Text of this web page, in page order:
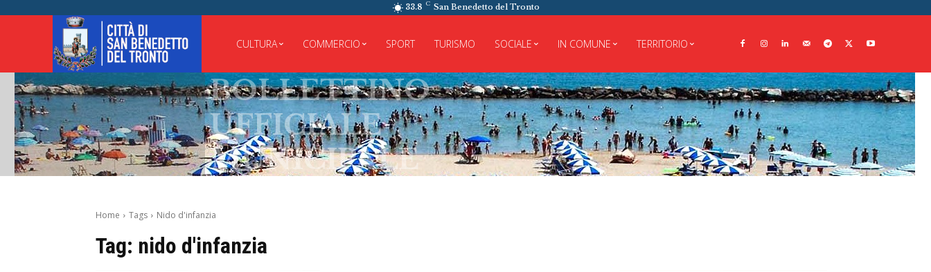
33.8 C San Benedetto del Tronto
CULTURA COMMERCIO SPORT TURISMO SOCIALE IN COMUNE TERRITORIO
BOLLETTINO
UFFICIALE
MUNICIPALE
Home Tags Nido d'infanzia
Tag: nido d'infanzia